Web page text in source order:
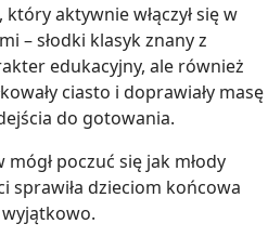
aktywnie włączył się w
– słodki klasyk znany z
edukacyjny, ale również
ciasto i doprawiały masę
do gotowania.
poczuć się jak młody
sprawiła dzieciom końcowa